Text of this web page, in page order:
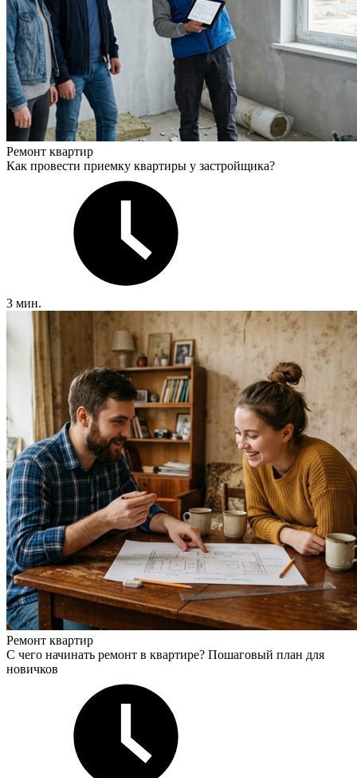
Ремонт квартир
Как провести приемку квартиры у застройщика?
3 мин.
Ремонт квартир
С чего начинать ремонт в квартире? Пошаговый план для
новичков